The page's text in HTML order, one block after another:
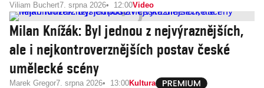
Viliam Buchert7. srpna 2026 12:00Video
Milan Knížák: Byl jednou z nejvýraznějších,
ale i nejkontroverznějších postav české
umělecké scény
Marek Gregor7. srpna 2026 13:00Kultura